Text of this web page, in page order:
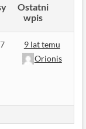
Ostatni
wpis
9 lat temu
Orionis